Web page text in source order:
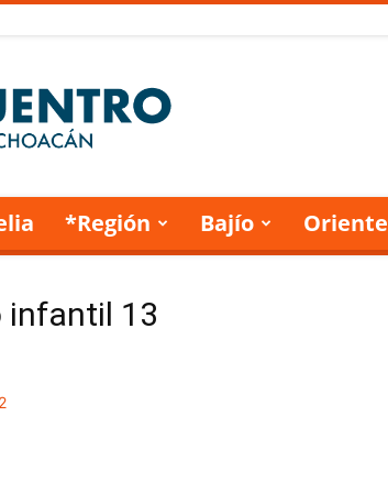
de
Michoacán
*Región Bajío Oriente
infantil 13